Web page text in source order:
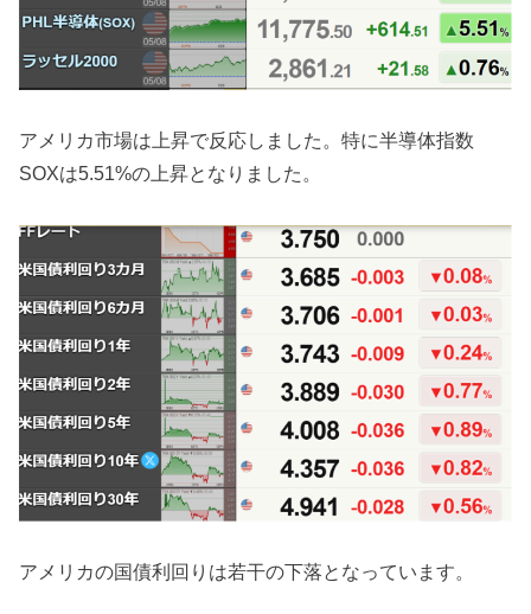
アメリカ市場は上昇で反応しました。特に半導体指数
SOXは5.51%の上昇となりました。
アメリカの国債利回りは若干の下落となっています。